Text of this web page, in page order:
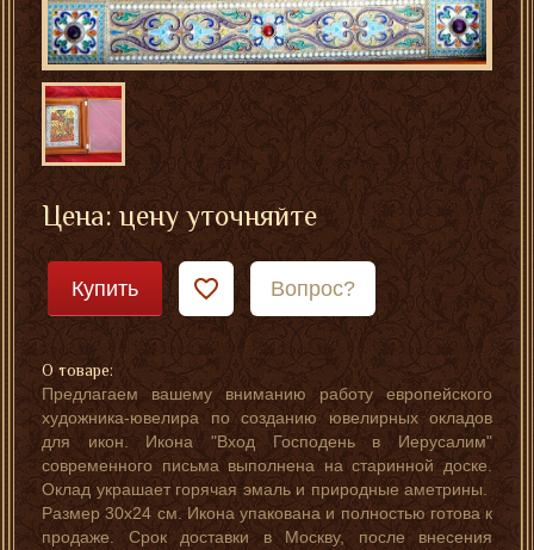
Цена: цену уточняйте
Купить Вопрос?
О товаре:
Предлагаем вашему вниманию работу европейского
художника-ювелира по созданию ювелирных окладов
для икон. Икона "Вход Господень в Иерусалим"
современного письма выполнена на старинной доске.
Оклад украшает горячая эмаль и природные аметрины.
Размер 30х24 см. Икона упакована и полностью готова к
продаже. Срок доставки в Москву, после внесения